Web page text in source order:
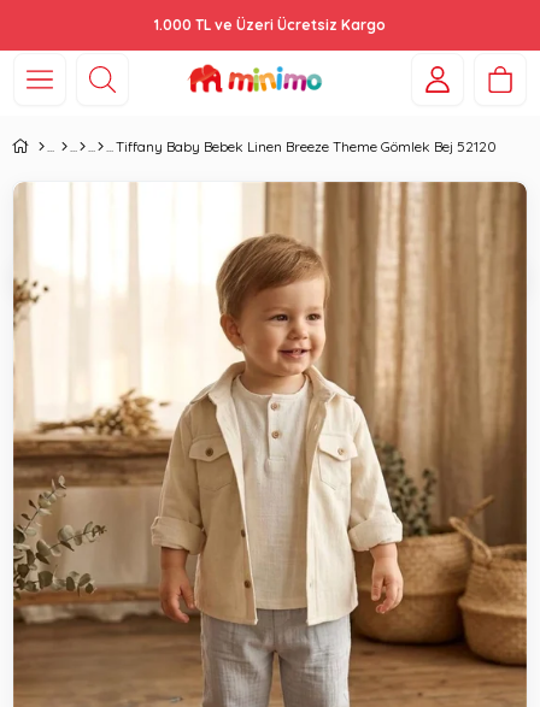
1.000 TL ve Üzeri Ücretsiz Kargo
Tiffany Baby Bebek Linen Breeze Theme Gömlek Bej 52120